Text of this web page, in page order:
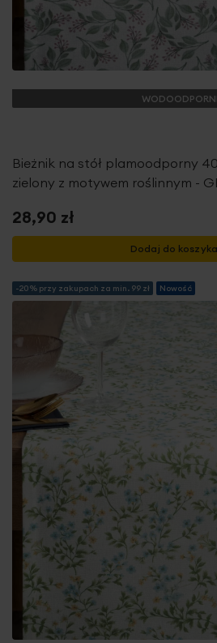
Bieżnik na stół plamoodporny
zielony z motywem roślinnym -
28,90 zł
Dodaj do koszyka
-20% przy zakupach za min. 99 zł Nowość